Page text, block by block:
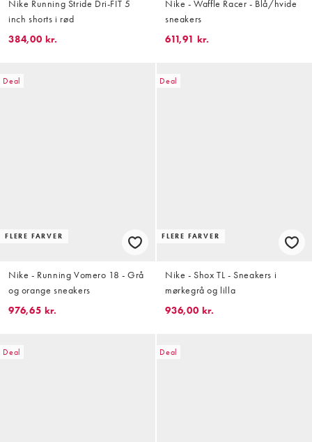
Nike Running Stride Dri-FIT 5
inch shorts i rød
384,00 kr.
Nike - Waffle Racer - Blå/hvide
sneakers
611,91 kr.
Deal
FLERE FARVER
Nike - Running Vomero 18 - Grå
og orange sneakers
976,65 kr.
Deal
FLERE FARVER
Nike - Shox TL - Sneakers i
mørkegrå og lilla
936,00 kr.
Deal Deal